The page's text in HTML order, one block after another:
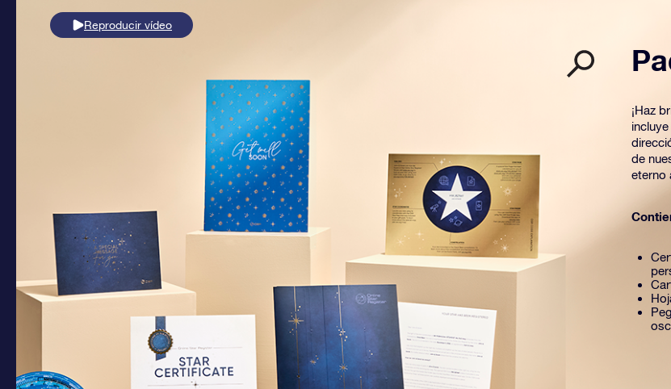
Reproducir vídeo
¡Haz
de
eterno